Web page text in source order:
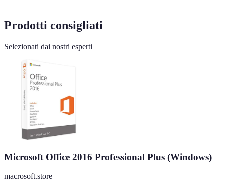
Prodotti consigliati
Selezionati dai nostri esperti
Microsoft Office 2016 Professional Plus (Windows)
macrosoft.store